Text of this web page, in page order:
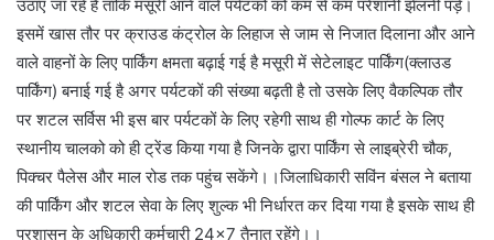
उठाए जा रहे हैं ताकि मसूरी आने वाले पर्यटकों को कम से कम परेशानी झेलनी पड़े।
इसमें खास तौर पर क्राउड कंट्रोल के लिहाज से जाम से निजात दिलाना और आने
वाले वाहनों के लिए पार्किंग क्षमता बढ़ाई गई है मसूरी में सेटेलाइट पार्किंग(क्लाउड
पार्किंग) बनाई गई है अगर पर्यटकों की संख्या बढ़ती है तो उसके लिए वैकल्पिक तौर
पर शटल सर्विस भी इस बार पर्यटकों के लिए रहेगी साथ ही गोल्फ कार्ट के लिए
स्थानीय चालको को ही ट्रेंड किया गया है जिनके द्वारा पार्किंग से लाइब्रेरी चौक,
पिक्चर पैलेस और माल रोड तक पहुंच सकेंगे।।जिलाधिकारी सविंन बंसल ने बताया
की पार्किंग और शटल सेवा के लिए शुल्क भी निर्धारत कर दिया गया है इसके साथ ही
प्रशासन के अधिकारी कर्मचारी 24×7 तैनात रहेंगे।।